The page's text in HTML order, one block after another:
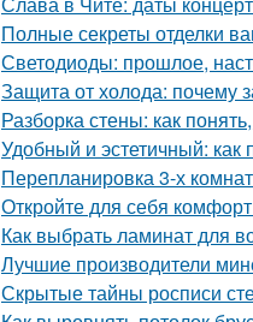
Полные секреты отделки
Светодиоды: прошлое,
Защита от холода: почему
Разборка стены: как
Удобный и эстетичный:
Перепланировка 3-х
Откройте для себя
Как выбрать ламинат для
Лучшие производители
Скрытые тайны росписи